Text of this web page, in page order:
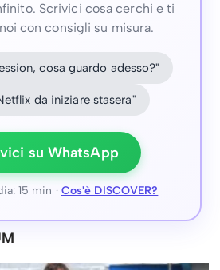
Scrivici cosa cerchi e ti
con consigli su misura.
cosa guardo adesso?"
da iniziare stasera"
su WhatsApp
15 min · Cos'è DISCOVER?